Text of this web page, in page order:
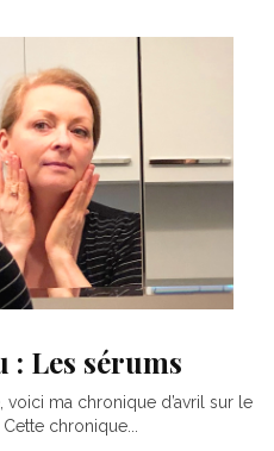
: Les sérums
voici ma chronique d’avril sur le
chronique...